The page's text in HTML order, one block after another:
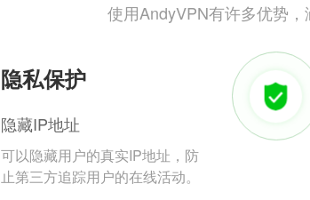
使用AndyVPN有许多优势
隐私保护
隐藏IP地址
可以隐藏用户的真实IP地址，防
止第三方追踪用户的在线活动。